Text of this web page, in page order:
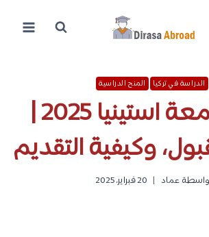
الدراسة في تركيا المنح الدراسية
منح جامعة استينيا 2025 |
وكيفية التقديم
عماد 20 فبراير، 2025